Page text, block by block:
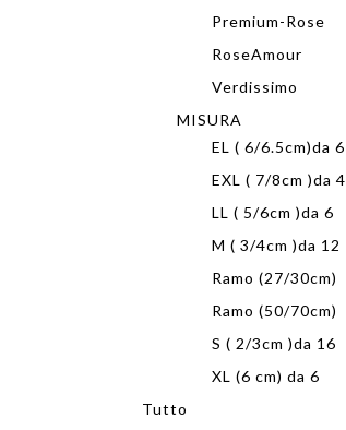
Premium-Rose
RoseAmour
Verdissimo
MISURA
EL ( 6/6.5cm)da 6
EXL ( 7/8cm )da 4
LL ( 5/6cm )da 6
M ( 3/4cm )da 12
Ramo (27/30cm)
Ramo (50/70cm)
S ( 2/3cm )da 16
XL (6 cm) da 6
Tutto